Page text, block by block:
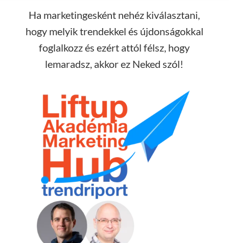
Ha marketingesként nehéz kiválasztani,
hogy melyik trendekkel és újdonságokkal
foglalkozz és ezért attól félsz, hogy
lemaradsz, akkor ez Neked szól!